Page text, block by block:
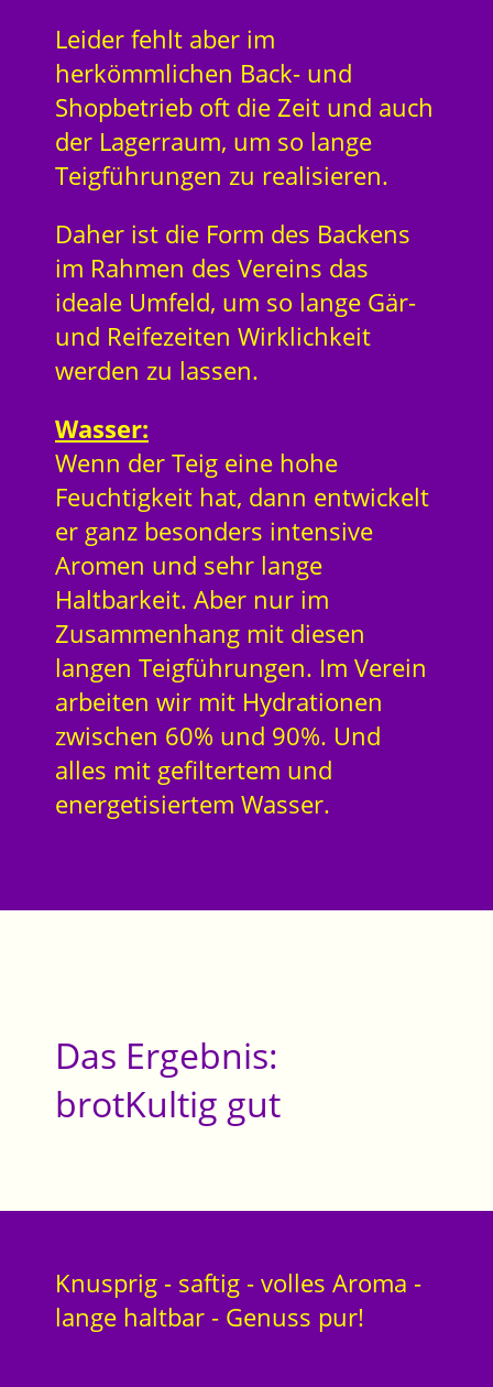
Leider fehlt aber im
herkömmlichen Back- und
Shopbetrieb oft die Zeit und auch
der Lagerraum, um so lange
Teigführungen zu realisieren.
Daher ist die Form des Backens
im Rahmen des Vereins das
ideale Umfeld, um so lange Gär-
und Reifezeiten Wirklichkeit
werden zu lassen.
Wasser:
Wenn der Teig eine hohe
Feuchtigkeit hat, dann entwickelt
er ganz besonders intensive
Aromen und sehr lange
Haltbarkeit. Aber nur im
Zusammenhang mit diesen
langen Teigführungen. Im Verein
arbeiten wir mit Hydrationen
zwischen 60% und 90%. Und
alles mit gefiltertem und
energetisiertem Wasser.
Das Ergebnis:
brotKultig gut
Knusprig - saftig - volles Aroma -
lange haltbar - Genuss pur!